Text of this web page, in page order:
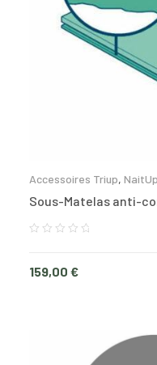
Accessoires Triup, NaitUp
Sous-Matelas anti-
159,00 €